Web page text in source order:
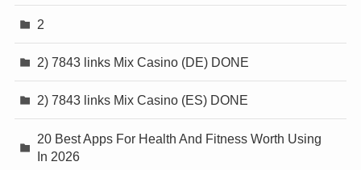
2
2) 7843 links Mix Casino (DE) DONE
2) 7843 links Mix Casino (ES) DONE
20 Best Apps For Health And Fitness Worth Using
In 2026